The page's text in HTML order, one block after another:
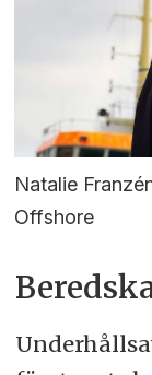
Natalie
Offshore